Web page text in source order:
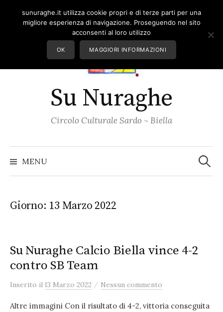
Su Nuraghe
Circolo Culturale Sardo ~ Biella
MENU per:
Giorno: 13 Marzo 2022
Su Nuraghe Calcio Biella vince 4-2
contro SB Team
Inserito il 13 Marzo 2022 / Nessun commento
Altre immagini Con il risultato di 4-2, vittoria conseguita
sunuraghe.it utilizza cookie propri e di terze parti per una
migliore esperienza di navigazione. Proseguendo nel sito
acconsenti al loro utilizzo
OK MAGGIORI INFORMAZIONI